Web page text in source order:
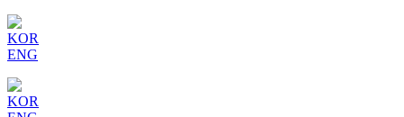
KOR
ENG
KOR